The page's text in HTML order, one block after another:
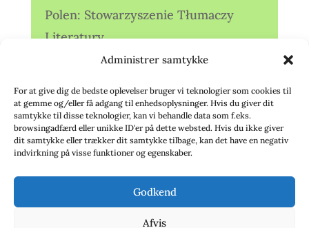
Administrer samtykke
For at give dig de bedste oplevelser bruger vi teknologier som cookies til
at gemme og/eller få adgang til enhedsoplysninger. Hvis du giver dit
samtykke til disse teknologier, kan vi behandle data som f.eks.
browsingadfærd eller unikke ID'er på dette websted. Hvis du ikke giver
dit samtykke eller trækker dit samtykke tilbage, kan det have en negativ
indvirkning på visse funktioner og egenskaber.
Godkend
Afvis
Polen: Stowarzyszenie Tłumaczy
Literatury
Storbritannien: Translators
Association (TA)
Sverige: Översättarsektionen (Ö.)
Sverige: Översättarcentrum (ÖC)
deutschsprachiger Übersetzer (VdÜ)